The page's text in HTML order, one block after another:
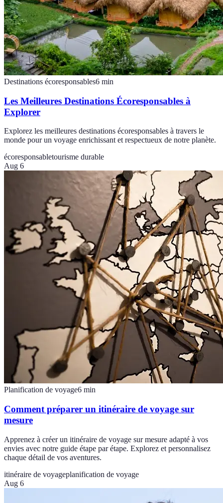
Destinations écoresponsables6 min
Les Meilleures Destinations Écoresponsables à
Explorer
Explorez les meilleures destinations écoresponsables à travers le
monde pour un voyage enrichissant et respectueux de notre planète.
écoresponsabletourisme durable
Aug 6
Planification de voyage6 min
Comment préparer un itinéraire de voyage sur
mesure
Apprenez à créer un itinéraire de voyage sur mesure adapté à vos
envies avec notre guide étape par étape. Explorez et personnalisez
chaque détail de vos aventures.
itinéraire de voyageplanification de voyage
Aug 6